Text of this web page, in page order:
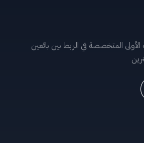
المتخصصة في الربط بين بائعين